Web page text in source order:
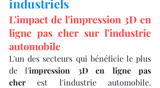
industriels
L'impact de l'impression 3D en
ligne pas cher sur l'industrie
automobile
L'un des secteurs qui bénéficie le plus
de l'impression 3D en ligne pas
cher est l'industrie automobile.